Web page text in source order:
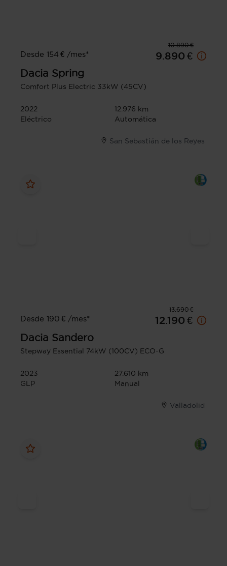
10.890 €
Desde 154 € /mes*
9.890 €
Dacia Spring
Comfort Plus Electric 33kW (45CV)
2022
12.976 km
Eléctrico
Automática
San Sebastián de los Reyes
13.690 €
Desde 190 € /mes*
12.190 €
Dacia Sandero
Stepway Essential 74kW (100CV) ECO-G
2023
27.610 km
GLP
Manual
Valladolid